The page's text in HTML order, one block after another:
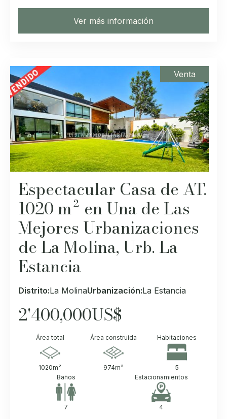
Ver más información
Venta
Espectacular Casa de AT.
1020 m² en Una de Las
Mejores Urbanizaciones
de La Molina, Urb. La
Estancia
Distrito:La MolinaUrbanización:La Estancia
2'400,000US$
Área total
1020m²
Área construida
974m²
Habitaciones
5
Baños
7
Estacionamientos
4